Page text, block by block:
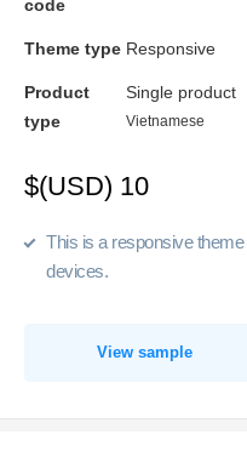
code
Theme type Responsive
Product
type
Single product
Vietnamese
$(USD) 10
This is a responsive theme
devices.
View sample